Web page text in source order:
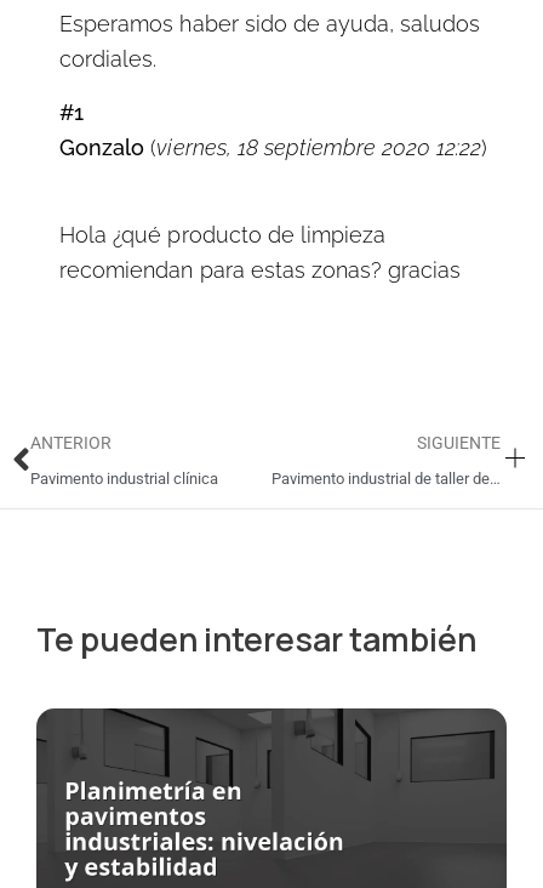
Esperamos haber sido de ayuda, saludos
cordiales.
#1
Gonzalo (viernes, 18 septiembre 2020 12:22)
Hola ¿qué producto de limpieza
recomiendan para estas zonas? gracias
Ant
ANTERIOR
Pavimento industrial clínica
SIGUIENTE
Pavimento industrial de taller de automoción a oficina
Te pueden interesar también